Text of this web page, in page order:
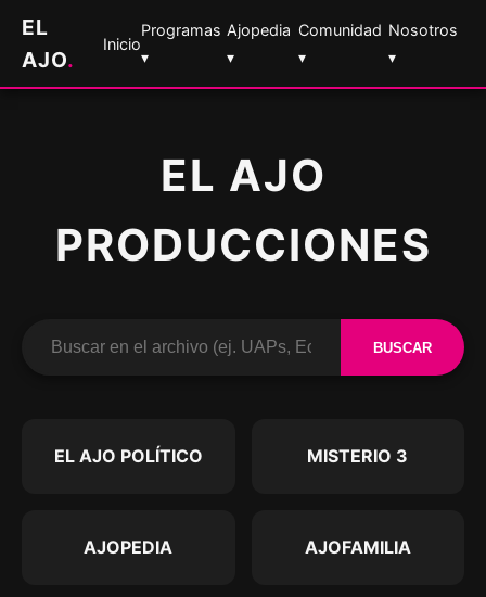
EL
AJO.
Inicio
Programas
▾
Ajopedia
▾
Comunidad
▾
Nosotros
▾
EL AJO
PRODUCCIONES
BUSCAR
EL AJO POLÍTICO MISTERIO 3
AJOPEDIA AJOFAMILIA